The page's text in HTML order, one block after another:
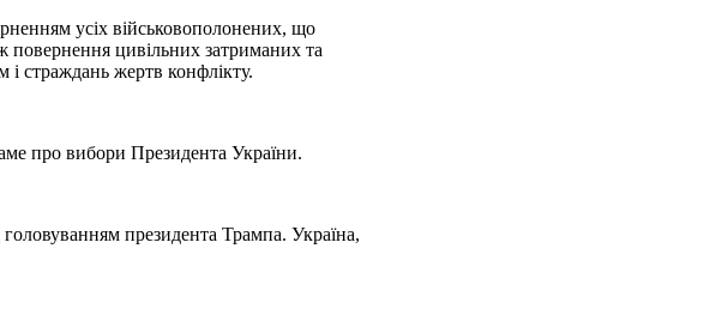
усіх військовополонених, що
цивільних затриманих та
і страждань жертв конфлікту.
про вибори Президента України.
президента Трампа. Україна,